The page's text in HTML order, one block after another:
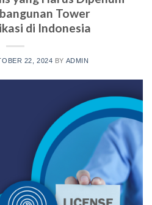
Tower
di Indonesia
22, 2024 BY ADMIN